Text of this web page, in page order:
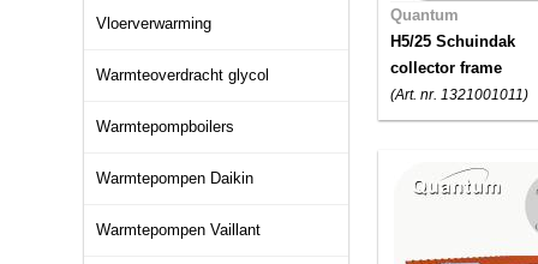
Vloerverwarming
Warmteoverdracht glycol
Warmtepompboilers
Warmtepompen Daikin
Warmtepompen Vaillant
Quantum
H5/25 Schuindak
collector frame
(Art. nr. 1321001011)